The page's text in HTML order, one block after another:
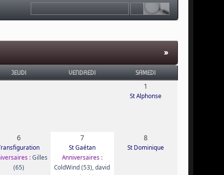
»
JEUDI VENDREDI SAMEDI
1
St Alphonse
6
: Gilles
(65)
7
St Gaétan
Anniversaires :
ColdWind (53) ,david
8
St Dominique